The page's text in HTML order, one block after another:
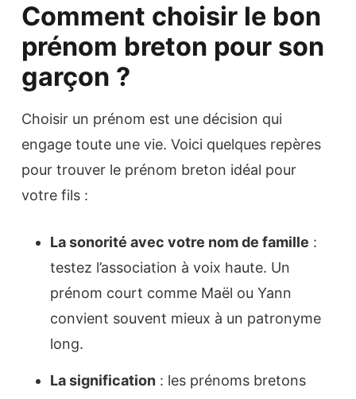
Comment choisir le bon
prénom breton pour son
garçon ?
Choisir un prénom est une décision qui
engage toute une vie. Voici quelques repères
pour trouver le prénom breton idéal pour
votre fils :
La sonorité avec votre nom de famille :
testez l’association à voix haute. Un
prénom court comme Maël ou Yann
convient souvent mieux à un patronyme
long.
La signification : les prénoms bretons